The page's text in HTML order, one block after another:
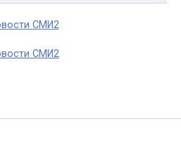
СМИ2
СМИ2